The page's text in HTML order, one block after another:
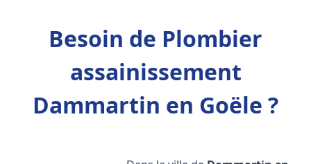
Besoin de Plombier
assainissement
Dammartin en Goële ?